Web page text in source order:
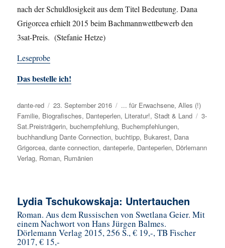
nach der Schuldlosigkeit aus dem Titel Bedeutung. Dana
Grigorcea erhielt 2015 beim Bachmannwettbewerb den
3sat-Preis. (Stefanie Hetze)
Leseprobe
Das bestelle ich!
Autor
dante-red
Veröffentlicht
am
23. September 2016 Kategorien
... für Erwachsene,Alles (!)
Familie, Biografisches, Danteperlen, Literatur!,Stadt & Land
3-
Sat.Preisträgerin,buchempfehlung, Buchempfehlungen,
buchhandlung Dante Connection,buchtipp, Bukarest, Dana
Grigorcea,dante connection,danteperle, Danteperlen, Dörlemann
Verlag, Roman, Rumänien
Lydia Tschukowskaja: Untertauchen
Roman. Aus dem Russischen von Swetlana Geier. Mit
einem Nachwort von Hans Jürgen Balmes.
Dörlemann Verlag 2015, 256 S., € 19,-, TB Fischer
2017, € 15,-